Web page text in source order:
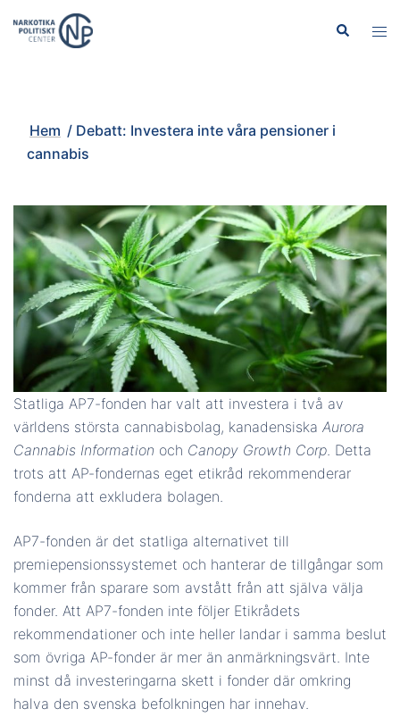
Sök
Slå
Hem / Debatt: Investera inte våra pensioner i
cannabis
Statliga AP7-fonden har valt att investera i två av
världens största cannabisbolag, kanadensiska Aurora
Cannabis Information och Canopy Growth Corp. Detta
trots att AP-fondernas eget etikråd rekommenderar
fonderna att exkludera bolagen.
AP7-fonden är det statliga alternativet till
premiepensionssystemet och hanterar de tillgångar som
kommer från sparare som avstått från att själva välja
fonder. Att AP7-fonden inte följer Etikrådets
rekommendationer och inte heller landar i samma beslut
som övriga AP-fonder är mer än anmärkningsvärt. Inte
minst då investeringarna skett i fonder där omkring
halva den svenska befolkningen har innehav.